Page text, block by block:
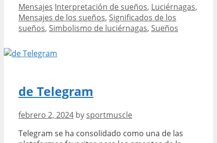
significado
de
soñar
Categories
Mensajes Tags
Interpretación de sueños, Luciérnagas,
Mensajes de los sueños, Significados de los
sueños, Simbolismo de luciérnagas, Sueños
de Telegram
febrero 2, 2024 by sportmuscle
Telegram se ha consolidado como una de las